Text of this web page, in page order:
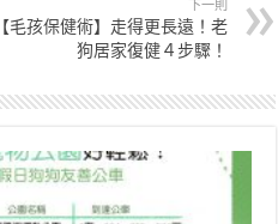
下一則
【毛孩保健術】走得更長遠！老
狗居家復健４步驟！